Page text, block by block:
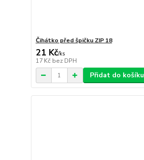
Čihátko před špičku ZIP 18
21 Kč/ks
17 Kč bez DPH
Přidat do košíku